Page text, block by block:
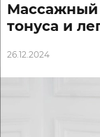
Массажный
тонуса и
26.12.2024